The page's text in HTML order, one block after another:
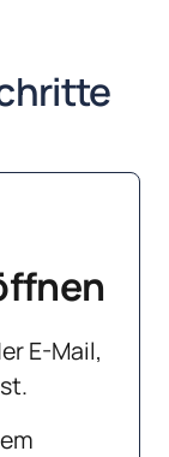
E-Mail,